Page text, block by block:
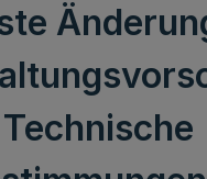
Technische